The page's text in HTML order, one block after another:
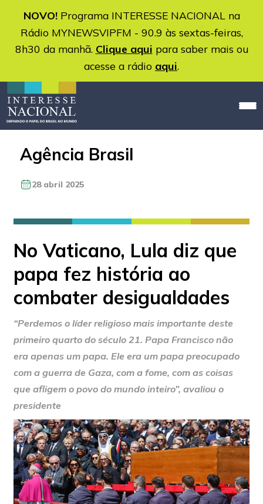
NOVO!Programa INTERESSE NACIONAL na
Rádio MYNEWSVIPFM - 90.9 às sextas-feiras,
8h30 da manhã. Clique aqui para saber mais ou
acesse a rádio aqui.
Agência Brasil
28 abril 2025
No Vaticano, Lula diz que
papa fez história ao
combater desigualdades
“Perdemos o líder religioso mais importante deste
primeiro quarto do século 21. Papa Francisco não
era apenas um papa. Ele era um papa preocupado
com a guerra de Gaza, com a fome, com as coisas
que afligem o povo do mundo inteiro”, avaliou o
presidente